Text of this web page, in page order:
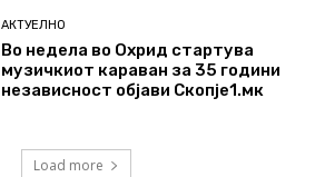
АКТУЕЛНО
Во недела во Охрид стартува
музичкиот караван за 35 години
независност објави Скопје1.мк
Load more